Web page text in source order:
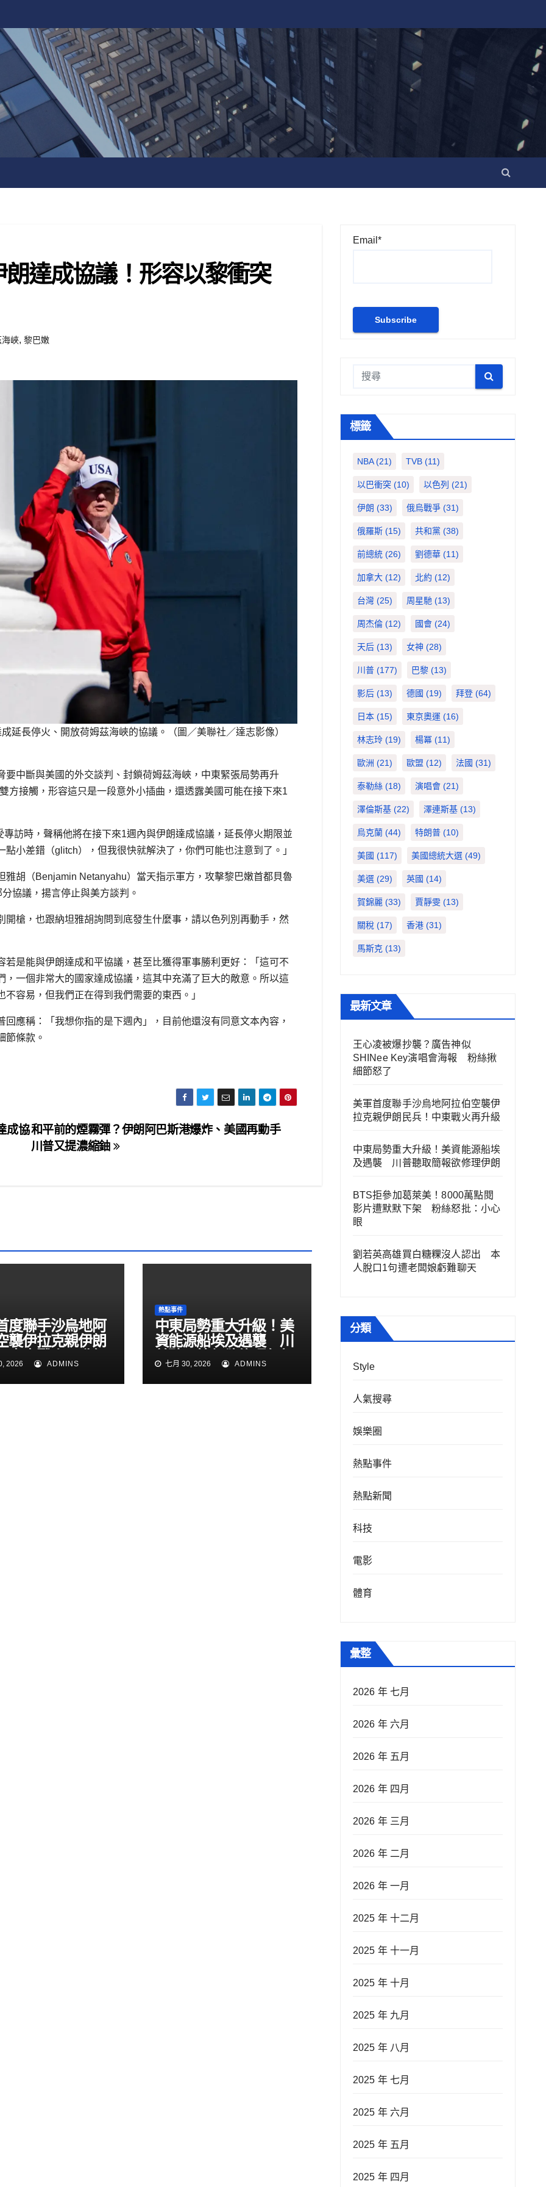
達成協議！形容以黎衝突
海峽, 黎巴嫩
長停火、開放荷姆茲海峽的協議。（圖／美聯社／達志影像）
中斷與美國的外交談判、封鎖荷姆茲海峽，中東緊張局勢再升
方接觸，形容這只是一段意外小插曲，還透露美國可能在接下來1
訪時，聲稱他將在接下來1週內與伊朗達成協議，延長停火期限並
小差錯（glitch），但我很快就解決了，你們可能也注意到了。」
胡（Benjamin Netanyahu）當天指示軍方，攻擊黎巴嫩首都貝魯
協議，揚言停止與美方談判。
槍，也跟納坦雅胡詢問到底發生什麼事，請以色列別再動手，然
是能與伊朗達成和平協議，甚至比獲得軍事勝利更好：「這可不
一個非常大的國家達成協議，這其中充滿了巨大的敵意。所以這
容易，但我們正在得到我們需要的東西。」
應稱：「我想你指的是下週內」，目前他還沒有同意文本內容，
節條款。
和平前的煙霧彈？伊朗阿巴斯港爆炸、美國再動手
川普又提濃縮鈾
成協
度聯手沙烏地阿
襲伊拉克親伊朗
中東戰火再升級
2026 ADMINS
熱點事件
中東局勢重大升級！美
資能源船埃及遇襲 川
普聽取簡報欲修理伊朗
七月 30, 2026 ADMINS
Email*
標籤
NBA(21) TVB(11)
以巴衝突(10) 以色列 (21)
伊朗 (33) 俄烏戰爭(31)
俄羅斯(15) 共和黨(38)
前總統(26) 劉德華(11)
加拿大(12) 北約 (12)
台灣(25) 周星馳 (13)
周杰倫(12) 國會(24)
天后(13) 女神 (28)
川普(177) 巴黎(13)
影后(13) 德國 (19) 拜登(64)
日本(15) 東京奧運 (16)
林志玲(19) 楊冪(11)
歐洲 (21) 歐盟 (12) 法國 (31)
泰勒絲 (18) 演唱會(21)
澤倫斯基(22) 澤連斯基(13)
烏克蘭(44) 特朗普(10)
美國 (117) 美國總統大選(49)
美選(29) 英國 (14)
賀錦麗 (33) 賈靜雯(13)
關稅(17) 香港(31)
馬斯克 (13)
最新文章
王心凌被爆抄襲？廣告神似
SHINee Key演唱會海報 粉絲揪
細節怒了
美軍首度聯手沙烏地阿拉伯空襲伊
拉克親伊朗民兵！中東戰火再升級
中東局勢重大升級！美資能源船埃
及遇襲 川普聽取簡報欲修理伊朗
BTS拒參加葛萊美！8000萬點閱
影片遭默默下架 粉絲怒批：小心
眼
劉若英高雄買白糖粿沒人認出 本
人脫口1句遭老闆娘虧難聊天
分類
Style
人氣搜尋
娛樂圈
熱點事件
熱點新聞
科技
電影
體育
彙整
2026 年 七月
2026 年 六月
2026 年 五月
2026 年 四月
2026 年 三月
2026 年 二月
2026 年 一月
2025 年 十二月
2025 年 十一月
2025 年 十月
2025 年 九月
2025 年 八月
2025 年 七月
2025 年 六月
2025 年 五月
2025 年 四月